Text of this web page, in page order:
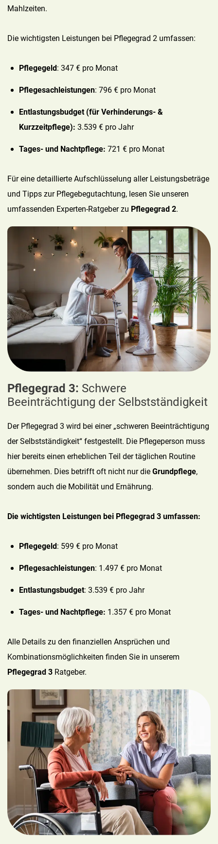
Mahlzeiten.
Die wichtigsten Leistungen bei Pflegegrad 2 umfassen:
Pflegegeld: 347 € pro Monat
Pflegesachleistungen: 796 € pro Monat
Entlastungsbudget (für Verhinderungs- &
Kurzzeitpflege): 3.539 € pro Jahr
Tages- und Nachtpflege: 721 € pro Monat
Für eine detaillierte Aufschlüsselung aller Leistungsbeträge
und Tipps zur Pflegebegutachtung, lesen Sie unseren
umfassenden Experten-Ratgeber zu Pflegegrad 2.
Pflegegrad 3: Schwere
Beeinträchtigung der Selbstständigkeit
Der Pflegegrad 3 wird bei einer „schweren Beeinträchtigung
der Selbstständigkeit“ festgestellt. Die Pflegeperson muss
hier bereits einen erheblichen Teil der täglichen Routine
übernehmen. Dies betrifft oft nicht nur die Grundpflege,
sondern auch die Mobilität und Ernährung.
Die wichtigsten Leistungen bei Pflegegrad 3 umfassen:
Pflegegeld: 599 € pro Monat
Pflegesachleistungen: 1.497 € pro Monat
Entlastungsbudget: 3.539 € pro Jahr
Tages- und Nachtpflege: 1.357 € pro Monat
Alle Details zu den finanziellen Ansprüchen und
Kombinationsmöglichkeiten finden Sie in unserem
Pflegegrad 3 Ratgeber.